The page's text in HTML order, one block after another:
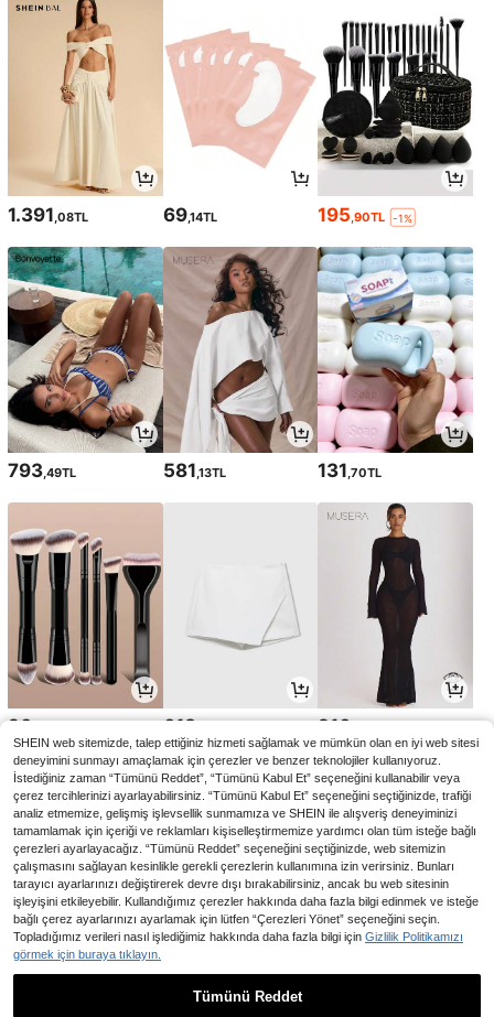
1.391 ,08TL 69,14TL 195 ,90TL -1%
793,49TL 581,13TL 131,70TL
90 618 916
170
SHEIN web sitemizde, talep ettiğiniz hizmeti sağlamak ve mümkün olan en iyi web sitesi
deneyimini sunmayı amaçlamak için çerezler ve benzer teknolojiler kullanıyoruz.
İstediğiniz zaman “Tümünü Reddet”, “Tümünü Kabul Et” seçeneğini kullanabilir veya
çerez tercihlerinizi ayarlayabilirsiniz. “Tümünü Kabul Et” seçeneğini seçtiğinizde, trafiği
analiz etmemize, gelişmiş işlevsellik sunmamıza ve SHEIN ile alışveriş deneyiminizi
tamamlamak için içeriği ve reklamları kişiselleştirmemize yardımcı olan tüm isteğe bağlı
çerezleri ayarlayacağız. “Tümünü Reddet” seçeneğini seçtiğinizde, web sitemizin
çalışmasını sağlayan kesinlikle gerekli çerezlerin kullanımına izin verirsiniz. Bunları
tarayıcı ayarlarınızı değiştirerek devre dışı bırakabilirsiniz, ancak bu web sitesinin
işleyişini etkileyebilir. Kullandığımız çerezler hakkında daha fazla bilgi edinmek ve isteğe
bağlı çerez ayarlarınızı ayarlamak için lütfen “Çerezleri Yönet” seçeneğini seçin.
Topladığımız verileri nasıl işlediğimiz hakkında daha fazla bilgi için Gizlilik Politikamızı
görmek için buraya tıklayın.
Tümünü Reddet